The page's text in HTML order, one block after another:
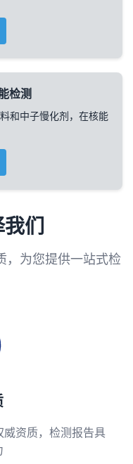
检测
和中子慢化剂，在核能
们
，为您提供一站式检
资质，检测报告具